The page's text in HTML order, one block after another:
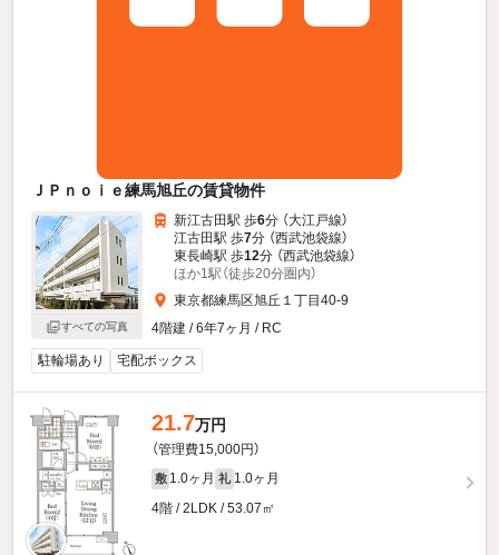
ＪＰｎｏｉｅ練馬旭丘の賃貸物件
すべての写真
新江古田駅 歩6分 （大江戸線）
江古田駅 歩7分 （西武池袋線）
東長崎駅 歩12分 （西武池袋線）
ほか1駅（徒歩20分圏内）
東京都練馬区旭丘１丁目40-9
4階建 / 6年7ヶ月 / RC
駐輪場あり 宅配ボックス
21.7万円
（管理費15,000円）
敷 1.0ヶ月 礼 1.0ヶ月
4階 / 2LDK / 53.07㎡